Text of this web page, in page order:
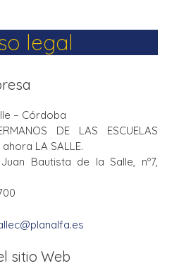
legal
– Córdoba
DE LAS ESCUELAS
LA SALLE.
Juan Bautista de la Salle, nº7,
sitio Web